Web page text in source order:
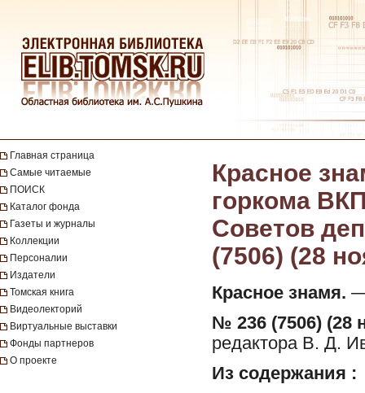
Главная страница
Самые читаемые
ПОИСК
Каталог фонда
Газеты и журналы
Коллекции
Персоналии
Издатели
Томская книга
Видеолекторий
Виртуальные выставки
Фонды партнеров
О проекте
Красное
горкома
Советов
(7506) (28
Красное знамя. —
№ 236 (7506) (28
редактора В. Д.
Из содержания :